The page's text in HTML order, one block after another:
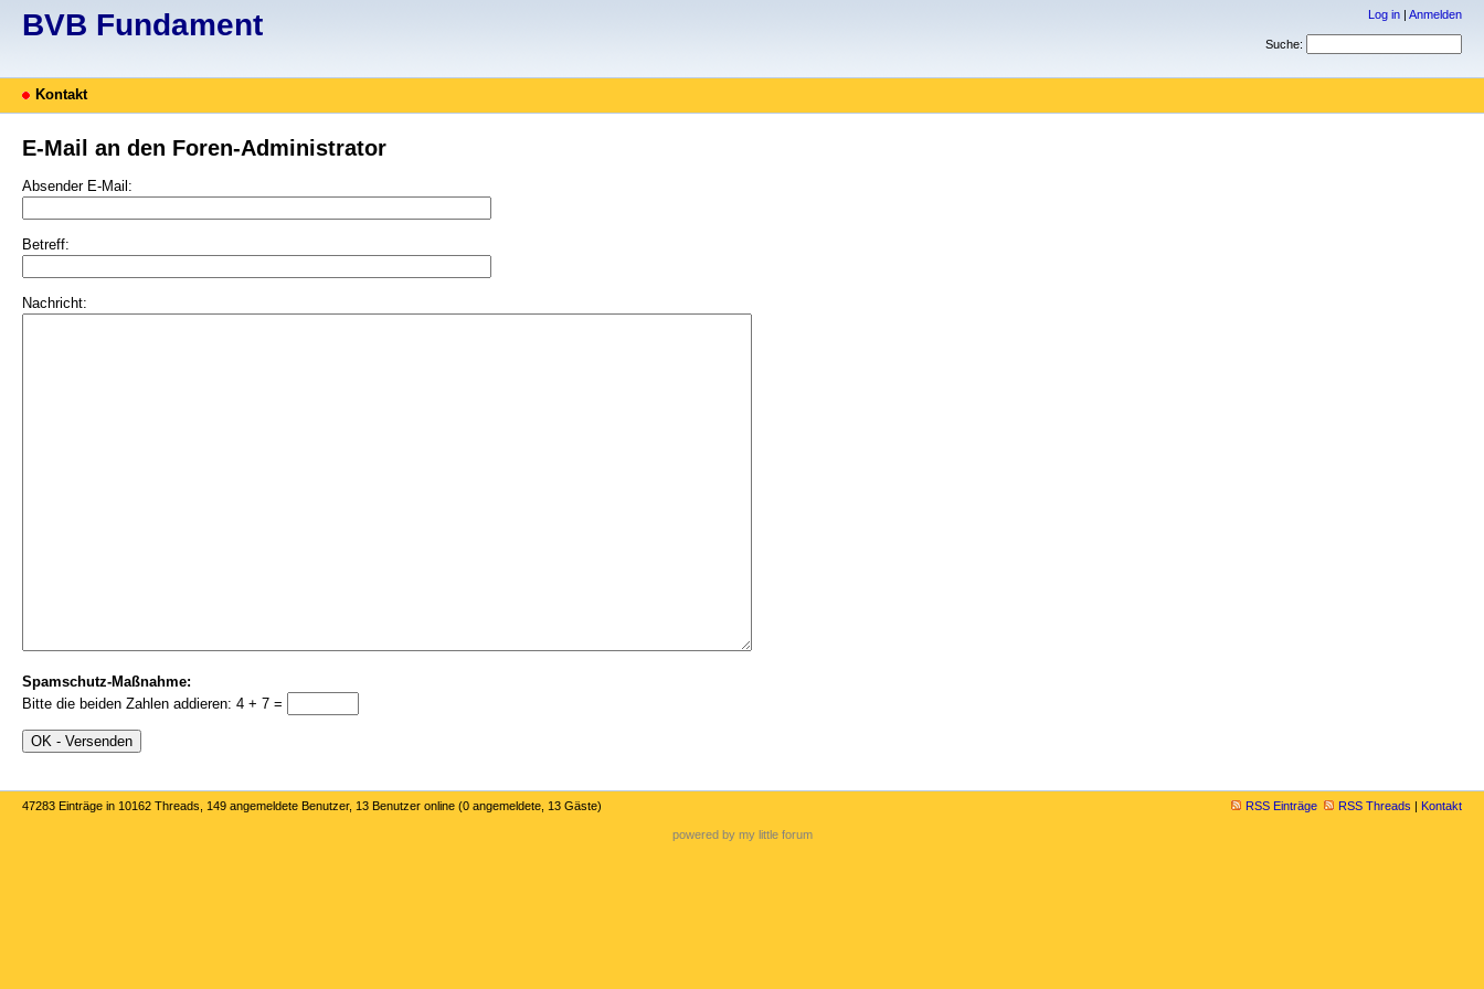
BVB Fundament Log in | Anmelden
Suche:
Kontakt
E-Mail an den Foren-Administrator
Absender E-Mail:
Betreff:
Nachricht:
Spamschutz-Maßnahme:
Bitte die beiden Zahlen addieren: 4 + 7 =
47283 Einträge in 10162 Threads, 149 angemeldete Benutzer, 13 Benutzer online (0 angemeldete, 13 Gäste) RSS Einträge RSS Threads | Kontakt
powered by my little forum